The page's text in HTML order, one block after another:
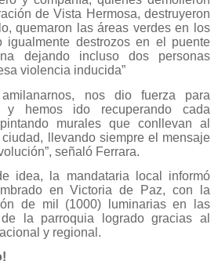
de Vista Hermosa, destruyeron
quemaron las áreas verdes en los
igualmente destrozos en el puente
dejando incluso dos personas
violencia inducida”
nos dio fuerza para
y hemos ido recuperando cada
murales que conllevan al
llevando siempre el mensaje
señaló Ferrara.
idea, la mandataria local informó
en Victoria de Paz, con la
de mil (1000) luminarias en las
la parroquia logrado gracias al
y regional.